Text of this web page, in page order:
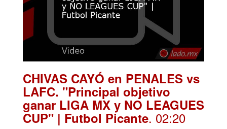
CHIVAS CAYÓ en PENALES vs
LAFC. "Principal objetivo
ganar LIGA MX y NO LEAGUES
CUP" | Futbol Picante. 02:20